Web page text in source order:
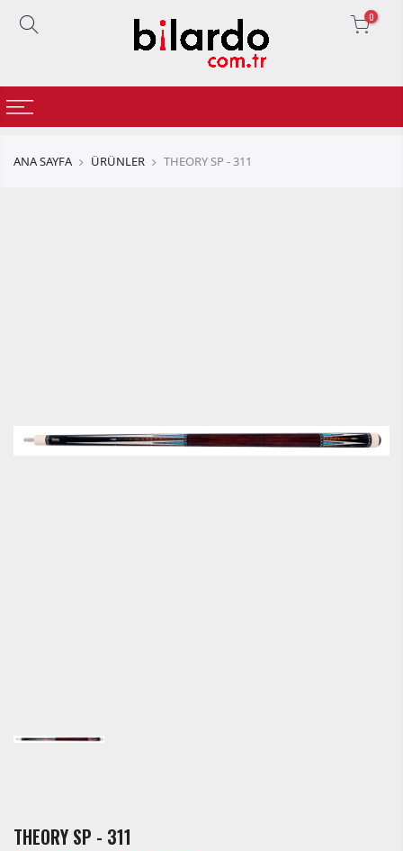
0
ANA SAYFA ÜRÜNLER THEORY SP - 311
THEORY SP - 311